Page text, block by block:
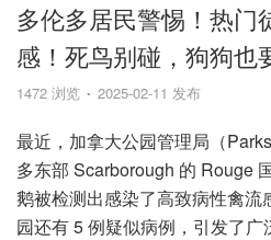
多伦多居民警惕！热门
感！死鸟别碰，狗狗也
1472 浏览 2025-02-11 发布
最近，加拿大公园管理局（
多东部 Scarborough 的 Rouge
鹅被检测出感染了高致病性禽
园还有 5 例疑似病例，引发了广